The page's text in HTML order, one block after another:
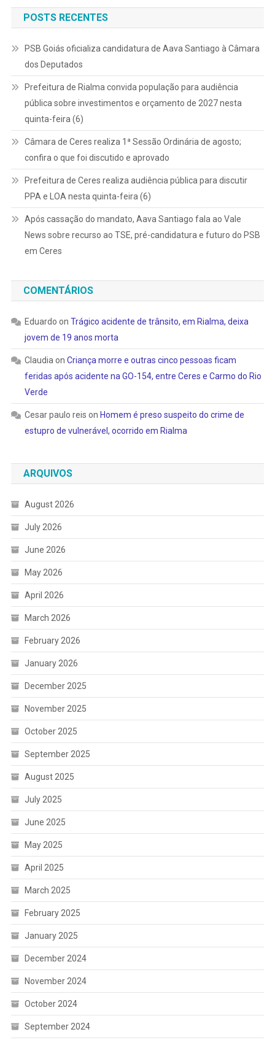
POSTS RECENTES
PSB Goiás oficializa candidatura de Aava Santiago à Câmara
dos Deputados
Prefeitura de Rialma convida população para audiência
pública sobre investimentos e orçamento de 2027 nesta
quinta-feira (6)
Câmara de Ceres realiza 1ª Sessão Ordinária de agosto;
confira o que foi discutido e aprovado
Prefeitura de Ceres realiza audiência pública para discutir
PPA e LOA nesta quinta-feira (6)
Após cassação do mandato, Aava Santiago fala ao Vale
News sobre recurso ao TSE, pré-candidatura e futuro do PSB
em Ceres
COMENTÁRIOS
Eduardo on Trágico acidente de trânsito, em Rialma, deixa
jovem de 19 anos morta
Claudia on Criança morre e outras cinco pessoas ficam
feridas após acidente na GO-154, entre Ceres e Carmo do Rio
Verde
Cesar paulo reis on Homem é preso suspeito do crime de
estupro de vulnerável, ocorrido em Rialma
ARQUIVOS
August 2026
July 2026
June 2026
May 2026
April 2026
March 2026
February 2026
January 2026
December 2025
November 2025
October 2025
September 2025
August 2025
July 2025
June 2025
May 2025
April 2025
March 2025
February 2025
January 2025
December 2024
November 2024
October 2024
September 2024